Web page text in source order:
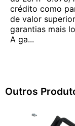
crédito como
de valor
garantias mais
A ga...
Outros